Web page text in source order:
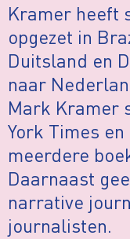
Kramer heeft
opgezet in
Duitsland en
naar
Mark Kramer
York Times
meerdere
Daarnaast
narrative
journalisten.